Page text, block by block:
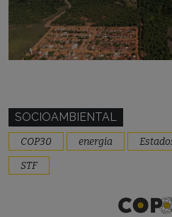
SOCIOAMBIENTAL
COP30 energia
STF